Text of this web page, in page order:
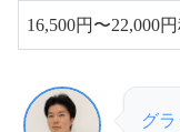
16,500円〜22,000
グ